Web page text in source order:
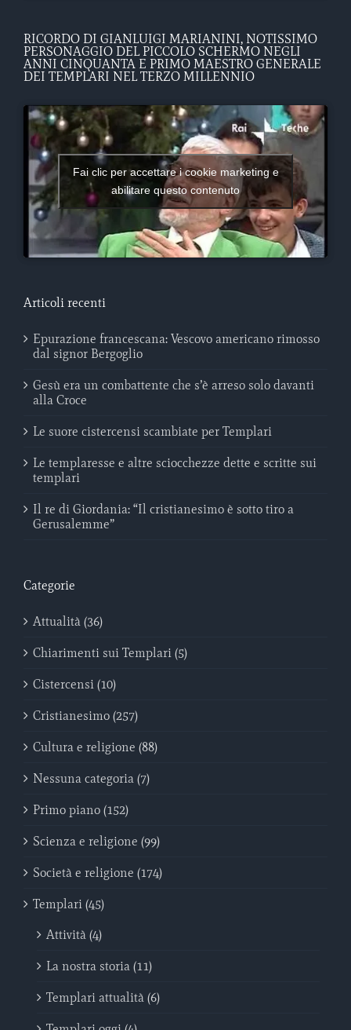
RICORDO DI GIANLUIGI MARIANINI, NOTISSIMO
PERSONAGGIO DEL PICCOLO SCHERMO NEGLI
ANNI CINQUANTA E PRIMO MAESTRO GENERALE
DEI TEMPLARI NEL TERZO MILLENNIO
Fai clic per accettare i cookie marketing e
abilitare questo contenuto
Articoli recenti
Epurazione francescana: Vescovo americano rimosso
dal signor Bergoglio
Gesù era un combattente che s’è arreso solo davanti
alla Croce
Le suore cistercensi scambiate per Templari
Le templaresse e altre sciocchezze dette e scritte sui
templari
Il re di Giordania: “Il cristianesimo è sotto tiro a
Gerusalemme”
Categorie
Attualità (36)
Chiarimenti sui Templari (5)
Cistercensi (10)
Cristianesimo (257)
Cultura e religione (88)
Nessuna categoria (7)
Primo piano (152)
Scienza e religione (99)
Società e religione (174)
Templari (45)
Attività (4)
La nostra storia (11)
Templari attualità (6)